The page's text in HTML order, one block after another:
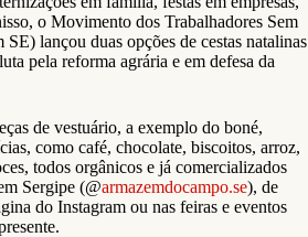
o Movimento dos Trabalhadores Sem
lançou duas opções de cestas natalinas
pela reforma agrária e em defesa da
de vestuário, a exemplo do boné,
como café, chocolate, biscoitos, arroz,
todos orgânicos e já comercializados
Sergipe (@armazemdocampo.se), de
do Instagram ou nas feiras e eventos